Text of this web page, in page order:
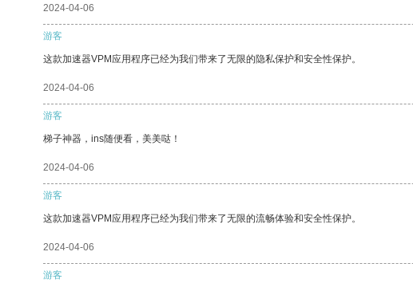
2024-04-06
游客
这款加速器VPM应用程序已经为我们带来了无限的隐私保护和安全性保护。
2024-04-06
游客
梯子神器，ins随便看，美美哒！
2024-04-06
游客
这款加速器VPM应用程序已经为我们带来了无限的流畅体验和安全性保护。
2024-04-06
游客